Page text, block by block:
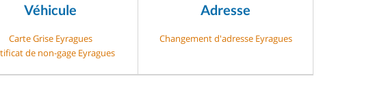
Véhicule
Carte Grise Eyragues
de non-gage Eyragues
Adresse
Changement d'adresse Eyragues